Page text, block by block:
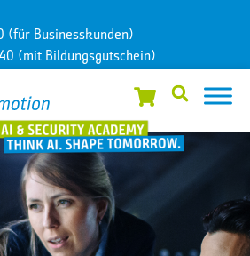
(für Businesskunden)
(mit Bildungsgutschein)